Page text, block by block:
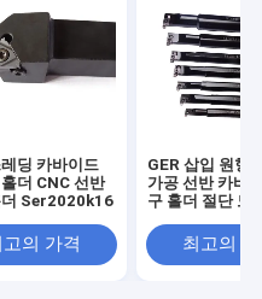
딩 카바이드
더 CNC 선반
더 Ser2020k16
고의 가격
GER 삽입 원형
가공 선반 카바
구 홀더 절단 도
최고의